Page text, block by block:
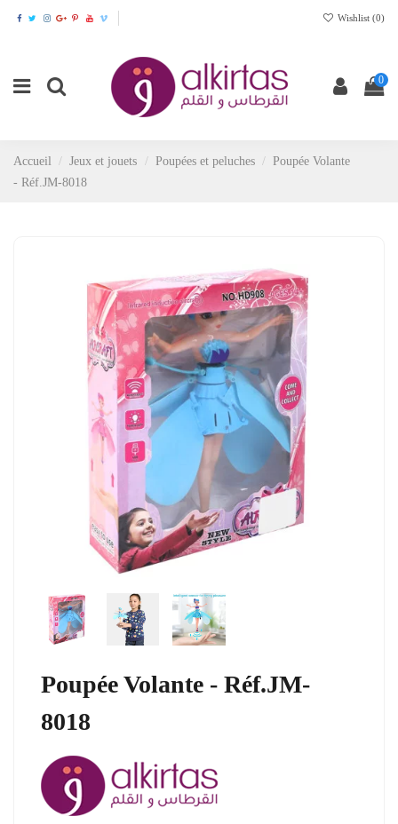
Wishlist (0)
0
Accueil Jeux et jouets Poupées et peluches
Poupée Volante
- Réf.JM-8018
Poupée Volante - Réf.JM-
8018